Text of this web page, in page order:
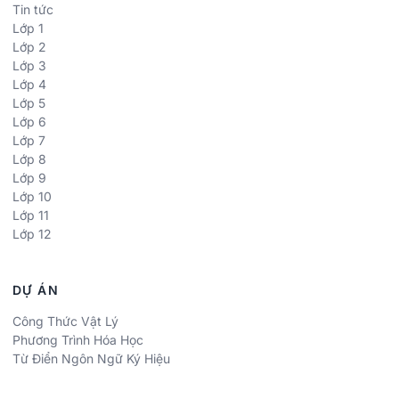
Tin tức
Lớp 1
Lớp 2
Lớp 3
Lớp 4
Lớp 5
Lớp 6
Lớp 7
Lớp 8
Lớp 9
Lớp 10
Lớp 11
Lớp 12
DỰ ÁN
Công Thức Vật Lý
Phương Trình Hóa Học
Từ Điển Ngôn Ngữ Ký Hiệu